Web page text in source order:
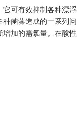
它可有效抑制各种漂浮
种菌藻造成的一系列问
增加的需氯量。在酸性